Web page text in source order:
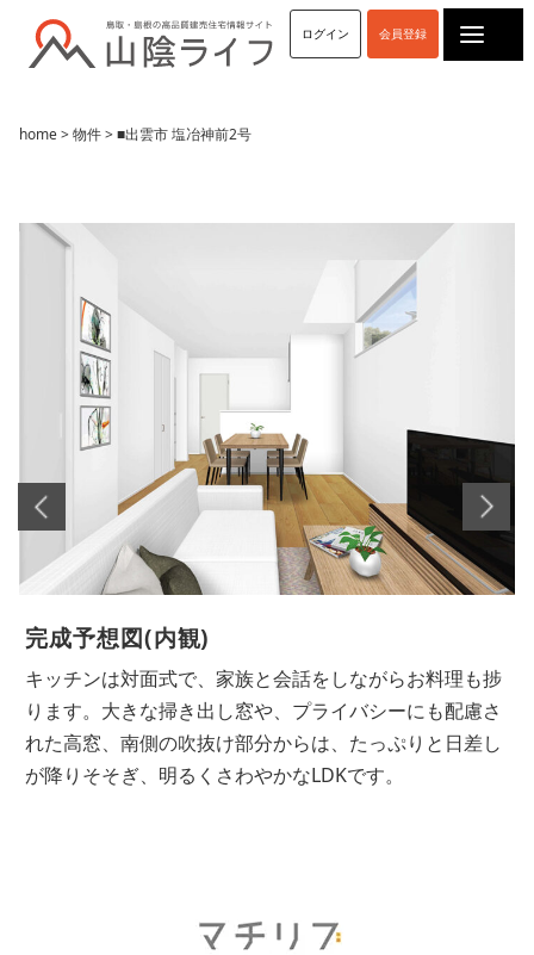
ログイン 会員登録
home>物件> ■出雲市 塩冶神前2号
完成予想図(内観)
キッチンは対面式で、家族と会話をしながらお料理も捗
ります。大きな掃き出し窓や、プライバシーにも配慮さ
れた高窓、南側の吹抜け部分からは、たっぷりと日差し
が降りそそぎ、明るくさわやかなLDKです。